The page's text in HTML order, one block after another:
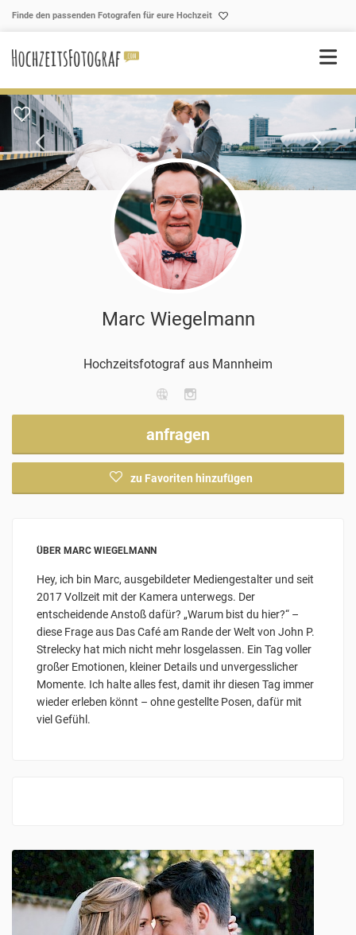
Finde den passenden Fotografen für eure Hochzeit
Marc Wiegelmann
Hochzeitsfotograf aus Mannheim
anfragen
zu Favoriten hinzufügen
ÜBER MARC WIEGELMANN
Hey, ich bin Marc, ausgebildeter Mediengestalter und seit
2017 Vollzeit mit der Kamera unterwegs. Der
entscheidende Anstoß dafür? „Warum bist du hier?“ –
diese Frage aus Das Café am Rande der Welt von John P.
Strelecky hat mich nicht mehr losgelassen. Ein Tag voller
großer Emotionen, kleiner Details und unvergesslicher
Momente. Ich halte alles fest, damit ihr diesen Tag immer
wieder erleben könnt – ohne gestellte Posen, dafür mit
viel Gefühl.